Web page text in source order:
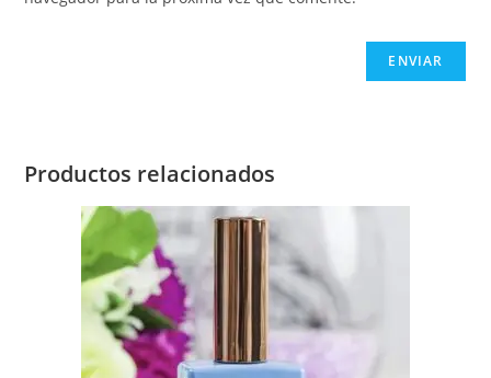
Productos relacionados